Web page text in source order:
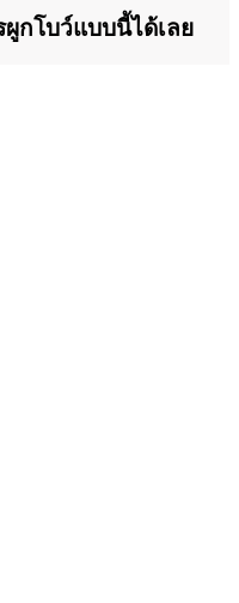
กโบว์แบบนี้ได้เลย